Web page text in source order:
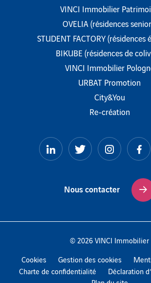
VINCI Immobilier
OVELIA (résidences
STUDENT FACTORY (résidences
BIKUBE (résidences de
VINCI Immobilier
URBAT Promotion
City&You
Re-création
LinkedInTwitter Instagram
Nous contacter
© 2026 VINCI Immobilier
Cookies Gestion des cookies
Charte de confidentialité
Déclaration